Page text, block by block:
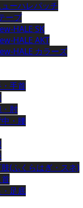
ーハレパッチ
ープ
HALE SK
HALE AKT
HALE カラーズ
手首
肘
・腰
(ふくらはぎ・スネ)
足底